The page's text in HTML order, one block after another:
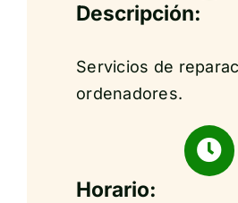
Descripción:
Servicios de
ordenadores.
Horario: